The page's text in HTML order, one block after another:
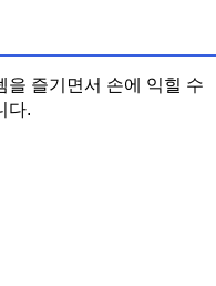
을 즐기면서 손에 익힐 수
다.